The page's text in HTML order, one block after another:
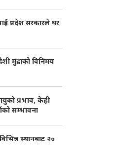
प्रदेश सरकारले घर
मुद्राको विनिमय
प्रभाव, केही
सम्भावना
स्थानबाट २०